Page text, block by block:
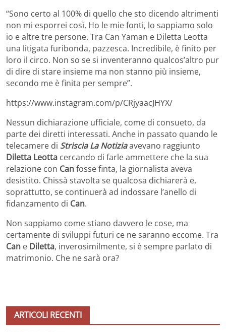
“Sono certo al 100% di quello che sto dicendo altrimenti
non mi esporrei così. Ho le mie fonti, lo sappiamo solo
io e altre tre persone. Tra Can Yaman e Diletta Leotta
una litigata furibonda, pazzesca. Incredibile, è finito per
loro il circo. Non so se si inventeranno qualcos’altro pur
di dire di stare insieme ma non stanno più insieme,
secondo me è finita per sempre”.
https://www.instagram.com/p/CRjyaacJHYX/
Nessun dichiarazione ufficiale, come di consueto, da
parte dei diretti interessati. Anche in passato quando le
telecamere di Striscia La Notiziaavevano raggiunto
Diletta Leotta cercando di farle ammettere che la sua
relazione con Canfosse finta, la giornalista aveva
desistito. Chissà stavolta se qualcosa dichiarerà e,
soprattutto, se continuerà ad indossare l’anello di
fidanzamento di Can.
Non sappiamo come stiano davvero le cose, ma
certamente di sviluppi futuri ce ne saranno eccome. Tra
Can e Diletta, inverosimilmente, si è sempre parlato di
matrimonio. Che ne sarà ora?
ARTICOLI RECENTI